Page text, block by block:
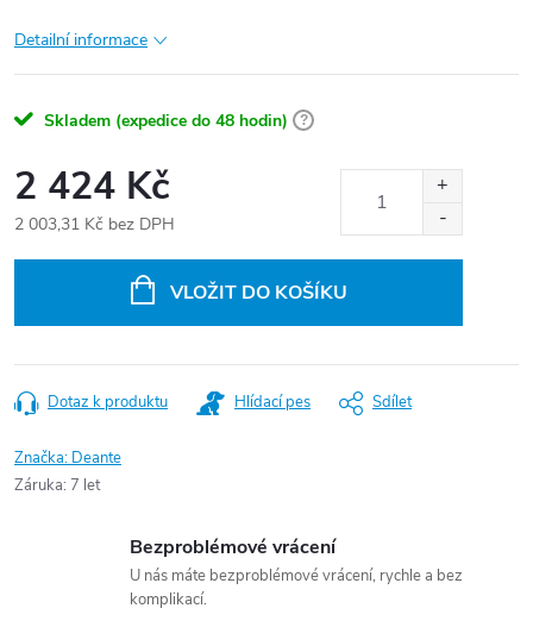
Detailní informace
Skladem (expedice do 48 hodin) ?
2 424 Kč
2 003,31 Kč bez DPH
VLOŽIT DO KOŠÍKU
Dotaz k produktu Hlídací pes Sdílet
Značka: Deante
Záruka: 7 let
Bezproblémové vrácení
U nás máte bezproblémové vrácení, rychle a bez
komplikací.